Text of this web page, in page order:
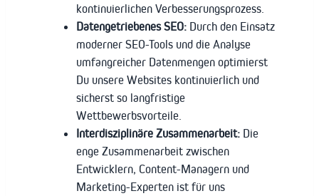
kontinuierlichen Verbesserungsprozess.
Datengetriebenes SEO: Durch den Einsatz
moderner SEO-Tools und die Analyse
umfangreicher Datenmengen optimierst
Du unsere Websites kontinuierlich und
sicherst so langfristige
Wettbewerbsvorteile.
Interdisziplinäre Zusammenarbeit: Die
enge Zusammenarbeit zwischen
Entwicklern, Content-Managern und
Marketing-Experten ist für uns